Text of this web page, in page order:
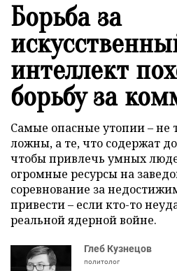
Борьба за
интеллект
борьбу за
Самые опасные утопии – не
ложны, а те, что содержат
чтобы привлечь умных
огромные ресурсы на
соревнование за
привести – если кто-то
реальной ядерной войне.
Глеб Кузнецов
политолог